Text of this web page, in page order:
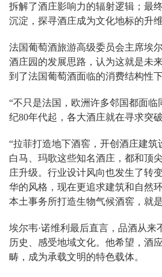
拆解了酒庄影响力的辐射逻辑；最
沉淀，探寻酒庄成为文化地标的升维
法国葡萄酒旅游高级委员会主席埃
酒庄园的发展思路，认为这就是未
到了法国葡萄酒面临的消费结构性
“不只是法国，欧洲许多邻国都面
纪80年代起，各大酒庄就在寻求突
“拉菲打造地下酒窖，开创酒庄建筑
白马、玛歌这些知名酒庄，都和顶
庄升级。行业设计风向也发生了转
华的风格，现在更追求建筑和自然
本土事务所打造生物气候酒窖，就
埃尔韦·诺维利最后直言，品酒从来
历史、感受地域文化。他希望，酒
畴，成为承载文明的特色载体。